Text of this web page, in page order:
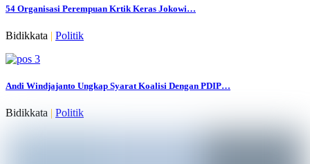
54 Organisasi Perempuan Krtik Keras Jokowi…
Bidikkata | Politik
Andi Windjajanto Ungkap Syarat Koalisi Dengan PDIP…
Bidikkata | Politik